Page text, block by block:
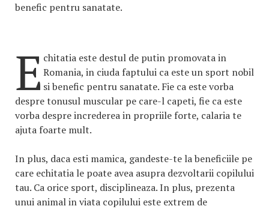
benefic pentru sanatate.
E chitatia este destul de putin promovata in
Romania, in ciuda faptului ca este un sport nobil
si benefic pentru sanatate. Fie ca este vorba
despre tonusul muscular pe care-l capeti, fie ca este
vorba despre increderea in propriile forte, calaria te
ajuta foarte mult.
In plus, daca esti mamica, gandeste-te la beneficiile pe
care echitatia le poate avea asupra dezvoltarii copilului
tau. Ca orice sport, disciplineaza. In plus, prezenta
unui animal in viata copilului este extrem de